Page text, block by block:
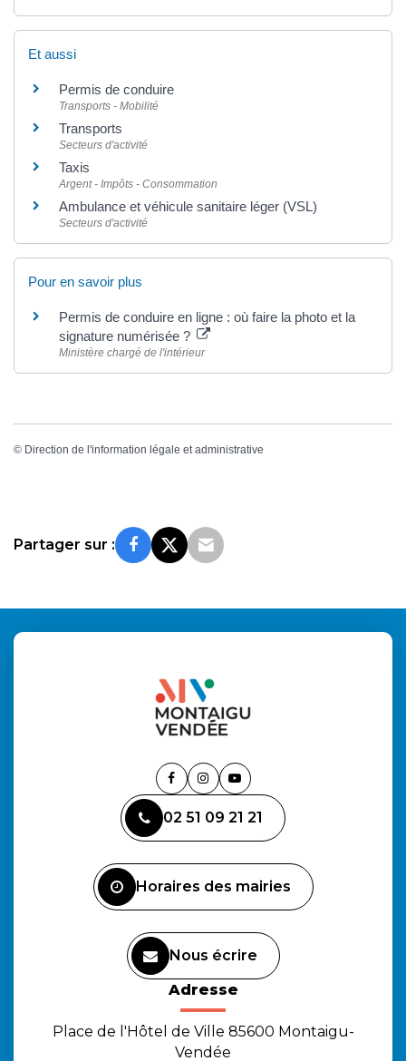
Et aussi
Permis de conduire
Transports - Mobilité
Transports
Secteurs d'activité
Taxis
Argent - Impôts - Consommation
Ambulance et véhicule sanitaire léger (VSL)
Secteurs d'activité
Pour en savoir plus
Permis de conduire en ligne : où faire la photo et la
signature numérisée ?
Ministère chargé de l'intérieur
© Direction de l'information légale et administrative
Partager sur :
Lien
le
compte
Lien
le
compte
Lien
la
chaîne
02 51 09 21 21
Horaires des mairies
Nous écrire
Adresse
Place de l'Hôtel de Ville 85600 Montaigu-
Vendée